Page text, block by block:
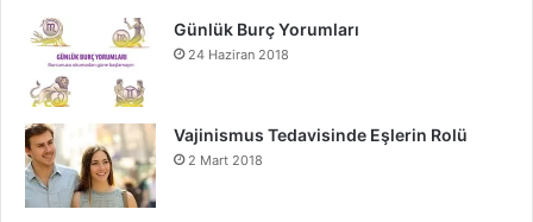
Günlük Burç Yorumları
24 Haziran 2018
Vajinismus Tedavisinde Eşlerin Rolü
2 Mart 2018